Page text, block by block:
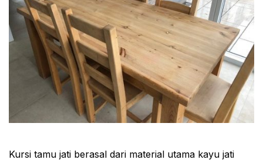
Kursi tamu jati berasal dari material utama kayu jati